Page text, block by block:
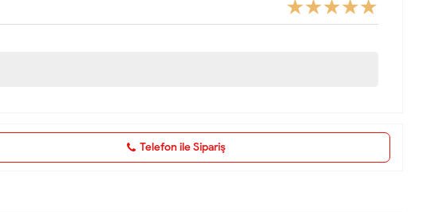
Telefon ile Sipariş